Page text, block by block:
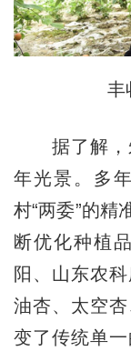
丰
据了解，
年光景。多
村“两委”的精
断优化种植
阳、山东农
油杏、太空
变了传统单